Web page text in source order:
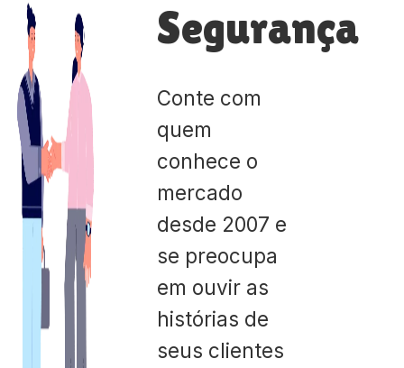
Segurança
Conte com
quem
conhece o
mercado
desde 2007 e
se preocupa
em ouvir as
histórias de
seus clientes